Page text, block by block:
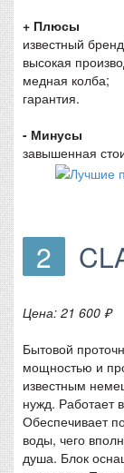
+ Плюсы
известный
высокая
медная колба;
гарантия.
- Минусы
завышенная
2
Цена: 21 600 ₽
Бытовой
мощностью и
известным
нужд. Работает
Обеспечивает
воды, чего
душа. Блок